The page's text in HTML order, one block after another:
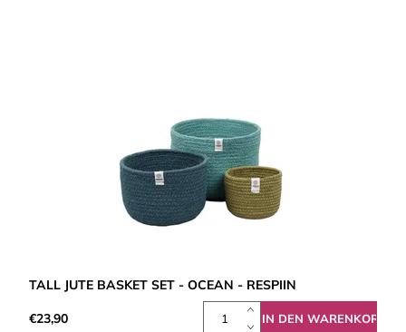
TALL JUTE BASKET SET - OCEAN - RESPIIN
€23,90